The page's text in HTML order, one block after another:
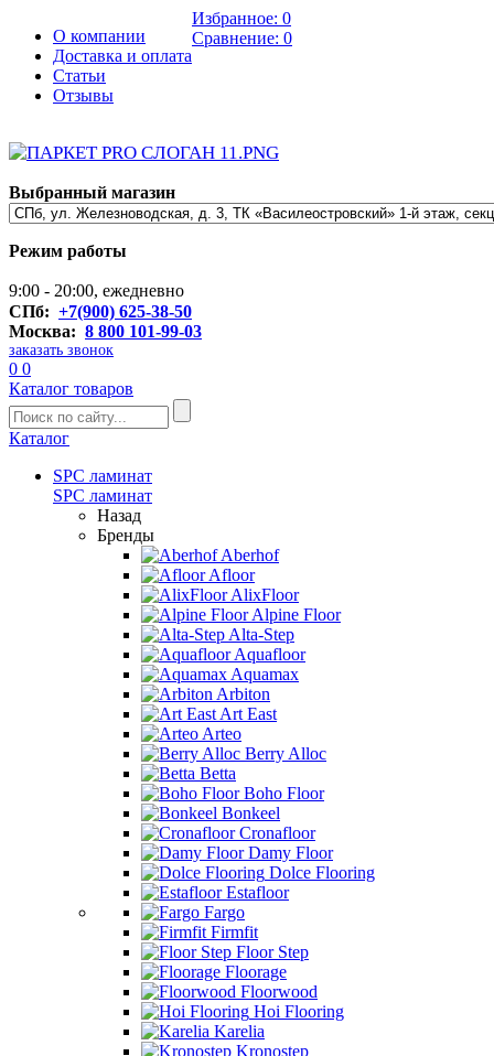
О компании
Доставка и оплата
Статьи
Отзывы
Избранное: 0
Сравнение: 0
Выбранный магазин
Режим работы
9:00 - 20:00, ежедневно
СПб: +7(900) 625-38-50
Москва: 8 800 101-99-03
заказать звонок
0 0
Каталог товаров
Каталог
SPC ламинат
SPC ламинат
Назад
Бренды
Aberhof
Afloor
AlixFloor
Alpine Floor
Alta-Step
Aquafloor
Aquamax
Arbiton
Art East
Arteo
Berry Alloc
Betta
Boho Floor
Bonkeel
Cronafloor
Damy Floor
Dolce Flooring
Estafloor
Fargo
Firmfit
Floor Step
Floorage
Floorwood
Hoi Flooring
Karelia
Kronostep